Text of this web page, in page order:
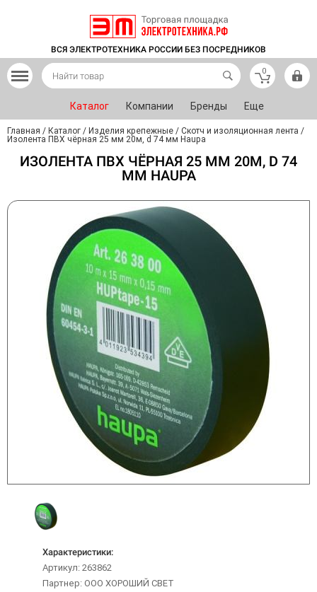
ВСЯ ЭЛЕКТРОТЕХНИКА РОССИИ БЕЗ ПОСРЕДНИКОВ
0
Каталог Компании Бренды Еще
Главная / Каталог / Изделия крепежные / Скотч и изоляционная лента /
Изолента ПВХ чёрная 25 мм 20м, d 74 мм Haupa
ИЗОЛЕНТА ПВХ ЧЁРНАЯ 25 ММ 20М, D 74
ММ HAUPA
Характеристики:
Артикул: 263862
Партнер: ООО ХОРОШИЙ СВЕТ